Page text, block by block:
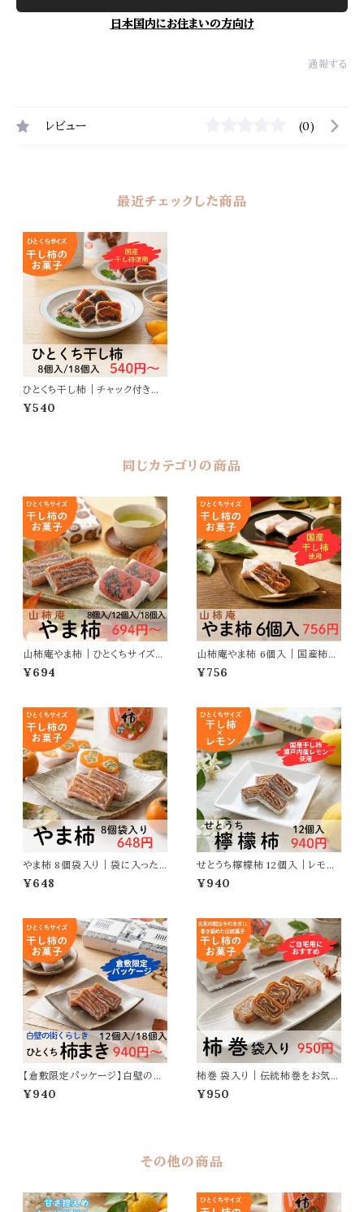
日本国内にお住まいの方向け
通報する
レビュー (0)
最近チェックした商品
ひとくち干し柿｜チャック付き袋
入りで便利
¥540
同じカテゴリの商品
山柿庵やま柿｜ひとくちサイズの
干し柿菓子
¥694
山柿庵やま柿 6個入｜国産柿使
用のひとくち柿菓子
¥756
やま柿 8個袋入り｜袋に入った
お手軽サイズ
¥648
せとうち檸檬柿 12個入｜レモン
風味の爽やかなお菓子
¥940
【倉敷限定パッケージ】白壁の街
くらしき ひとくち柿まき｜ひとくち
サイズの干し柿菓子
¥940
柿巻 袋入り｜伝統柿巻をお気軽
に楽しめる
¥950
その他の商品